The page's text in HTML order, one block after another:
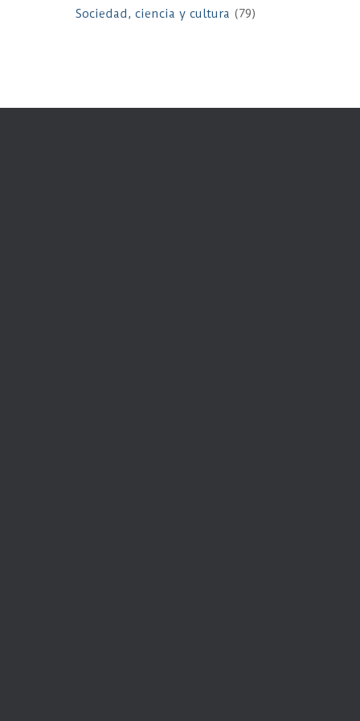
Sociedad, ciencia y cultura (79)